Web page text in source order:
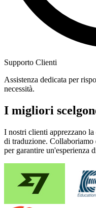
Supporto Clienti
Assistenza dedicata per
necessità.
I migliori
I nostri clienti apprezzano
di traduzione. Collaboriamo
per garantire un'esperienza